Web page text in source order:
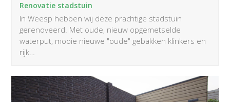
Renovatie stadstuin
In Weesp hebben wij deze prachtige stadstuin
gerenoveerd. Met oude, nieuw opgemetselde
waterput, mooie nieuwe "oude" gebakken klinkers en
rijk…